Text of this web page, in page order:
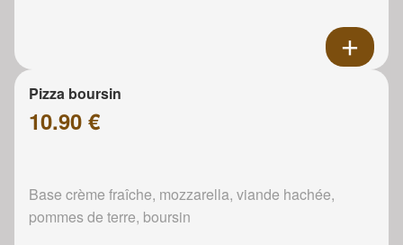
Pizza boursin
10.90 €
Base crème fraîche, mozzarella, viande hachée,
pommes de terre, boursin